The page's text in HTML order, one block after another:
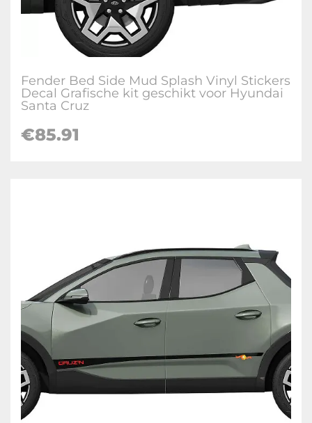
Fender Bed Side Mud Splash Vinyl Stickers
Decal Grafische kit geschikt voor Hyundai
Santa Cruz
€85.91